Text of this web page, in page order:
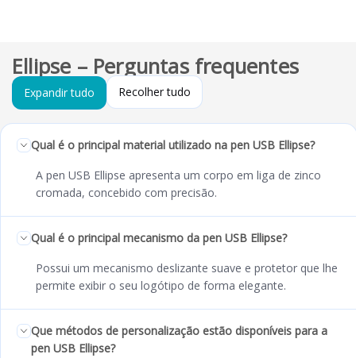
Ellipse – Perguntas frequentes
Expandir tudo Recolher tudo
Qual é o principal material utilizado na pen USB Ellipse?
A pen USB Ellipse apresenta um corpo em liga de zinco
cromada, concebido com precisão.
Qual é o principal mecanismo da pen USB Ellipse?
Possui um mecanismo deslizante suave e protetor que lhe
permite exibir o seu logótipo de forma elegante.
Que métodos de personalização estão disponíveis para a
pen USB Ellipse?